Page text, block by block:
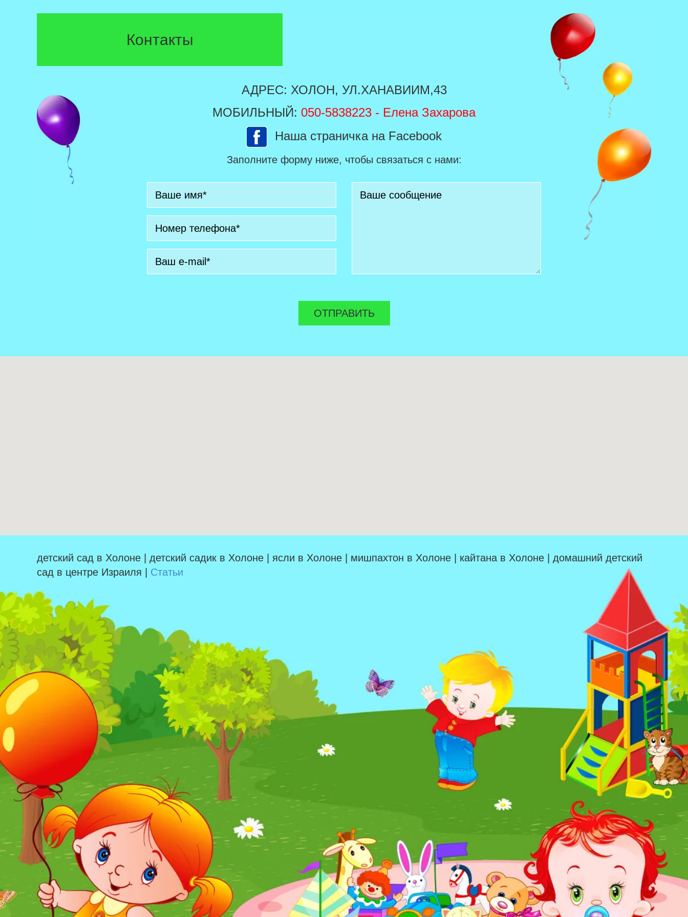
Контакты
АДРЕС: ХОЛОН, УЛ.ХАНАВИИМ,43
МОБИЛЬНЫЙ: 050-5838223 - Елена Захарова
Наша страничка на Facebook
Заполните форму ниже, чтобы связаться с нами:
детский сад в Холоне | детский садик в Холоне | ясли в Холоне | мишпахтон в Холоне | кайтана в Холоне | домашний детский
сад в центре Израиля | Статьи